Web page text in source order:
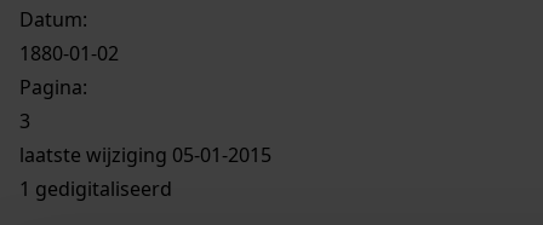
Datum:
1880-01-02
Pagina:
3
laatste wijziging 05-01-2015
1 gedigitaliseerd